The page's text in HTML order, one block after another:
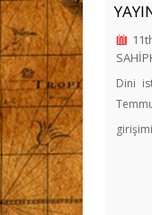
Dini